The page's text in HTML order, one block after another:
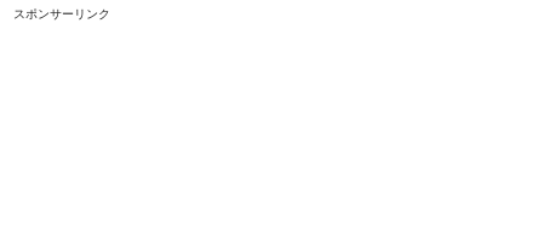
スポンサーリンク